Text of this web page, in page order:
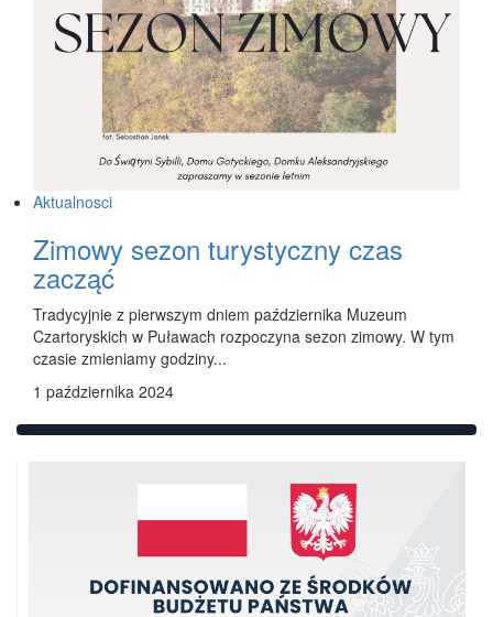
Aktualnosci
Zimowy sezon turystyczny czas
zacząć
Tradycyjnie z pierwszym dniem października Muzeum
Czartoryskich w Puławach rozpoczyna sezon zimowy. W tym
czasie zmieniamy godziny...
1 października 2024